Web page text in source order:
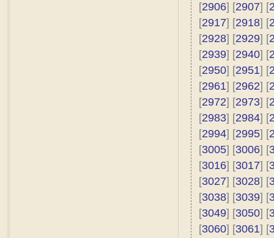
[2906] [2907] [
[2917] [2918] [
[2928] [2929] [
[2939] [2940] [
[2950] [2951] [
[2961] [2962] [
[2972] [2973] [
[2983] [2984] [
[2994] [2995] [
[3005] [3006] [
[3016] [3017] [
[3027] [3028] [
[3038] [3039] [
[3049] [3050] [
[3060] [3061] [